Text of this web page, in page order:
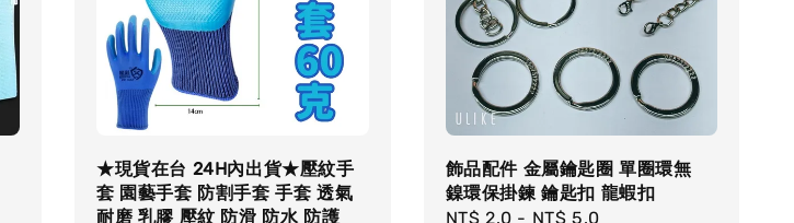
★現貨在台 24H內出貨★壓紋手
套 園藝手套 防割手套 手套 透氣
耐磨 乳膠 壓紋 防滑 防水 防護
飾品配件 金屬鑰匙圈 單圈環無
鎳環保掛鍊 鑰匙扣 龍蝦扣
Regular
NT$ 2.0 - NT$ 5.0